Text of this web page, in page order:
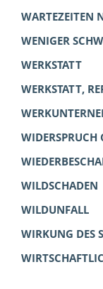
WARTEZEITEN
WENIGER
WERKSTATT
WERKSTATT,
WIDERSPRUCH
WILDSCHADEN
WILDUNFALL
WIRKUNG DES